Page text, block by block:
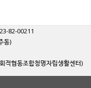
82-00211
동)
적협동조합청명자립생활센터)